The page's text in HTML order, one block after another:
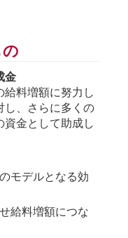
金
給料増額に努力し
し、さらに多くの
金として助成し
モデルとなる効
給料増額につな